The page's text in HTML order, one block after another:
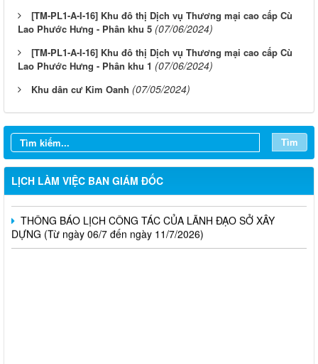
[TM-PL1-A-I-16] Khu đô thị Dịch vụ Thương mại cao cấp Cù
Lao Phước Hưng - Phân khu 5 (07/06/2024)
[TM-PL1-A-I-16] Khu đô thị Dịch vụ Thương mại cao cấp Cù
Lao Phước Hưng - Phân khu 1 (07/06/2024)
Khu dân cư Kim Oanh (07/05/2024)
Tìm
LỊCH LÀM VIỆC BAN GIÁM ĐỐC
LỊCH CÔNG TÁC CỦA LÃNH ĐẠO SỞ XÂY DỰNG (Từ ngày
THÔNG BÁO LỊCH CÔNG TÁC CỦA LÃNH ĐẠO SỞ XÂY
DỰNG (Từ ngày 27/7 đến ngày 31/7/2026)
THÔNG BÁO LỊCH CÔNG TÁC CỦA LÃNH ĐẠO SỞ XÂY
DỰNG (Từ ngày 20/7 đến ngày 25/7/2026)
THÔNG BÁO LỊCH CÔNG TÁC CỦA LÃNH ĐẠO SỞ XÂY
DỰNG (Từ ngày 06/7 đến ngày 11/7/2026)